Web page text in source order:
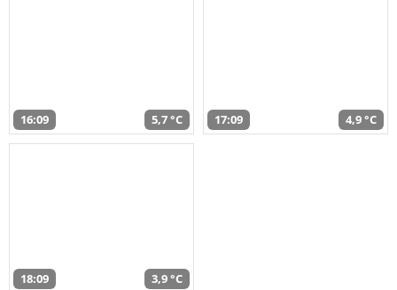
16:09 5,7 °C 17:09 4,9 °C
18:09 3,9 °C